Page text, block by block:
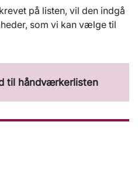
på listen, vil den indgå
som vi kan vælge til
til håndværkerlisten